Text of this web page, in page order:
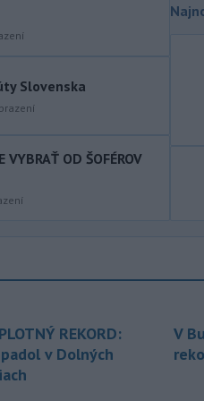
viacerých
výstrahu
11:18
požiada
(NBÚ) o
horúčavy
Čaj a
Slovenska
VYBRAŤ OD ŠOFÉROV
REKORD:
v Dolných
V